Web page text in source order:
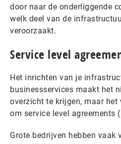
door naar de onderliggende
welk deel van de
veroorzaakt.
Service level
Het inrichten van je
businessservices maakt het
overzicht te krijgen, maar het
om service level agreements
Grote bedrijven hebben vaak